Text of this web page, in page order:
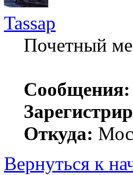
Tassap
Почетный
Сообщения:
Откуда:
Вернуться к